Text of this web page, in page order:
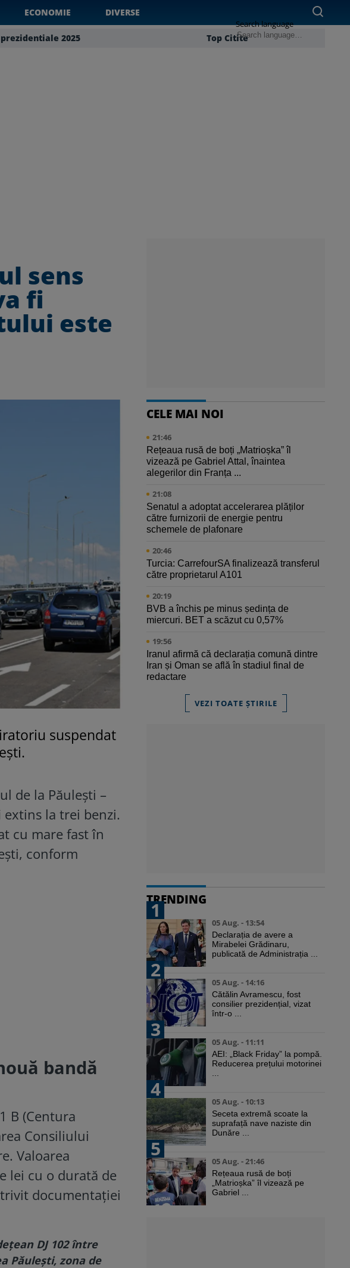
ECONOMIE DIVERSE
2025 Top Citite
Search language
sens
fi
este
suspendat
de la Păulești –
la trei benzi.
cu mare fast în
conform
bandă
B (Centura
Consiliului
Valoarea
lei cu o durată de
documentației
DJ 102 între
Păulești, zona de
CELE MAI NOI
21:46
Rețeaua rusă de boți „Matrioșka” îl
vizează pe Gabriel Attal, înaintea
alegerilor din Franța ...
21:08
Senatul a adoptat accelerarea plăților
către furnizorii de energie pentru
schemele de plafonare
20:46
Turcia: CarrefourSA finalizează transferul
către proprietarul A101
20:19
BVB a închis pe minus ședința de
miercuri. BET a scăzut cu 0,57%
19:56
Iranul afirmă că declarația comună dintre
Iran și Oman se află în stadiul final de
redactare
VEZI TOATE ȘTIRILE
TRENDING
1
05 Aug. - 13:54
Declarația de avere a
Mirabelei Grădinaru,
publicată de Administrația ...
2
05 Aug. - 14:16
Cătălin Avramescu, fost
consilier prezidențial, vizat
într-o ...
3
05 Aug. - 11:11
AEI: „Black Friday” la pompă.
Reducerea prețului motorinei
4
05 Aug. - 10:13
Seceta extremă scoate la
suprafață nave naziste din
Dunăre ...
5
05 Aug. - 21:46
Rețeaua rusă de boți
„Matrioșka” îl vizează pe
Gabriel ...